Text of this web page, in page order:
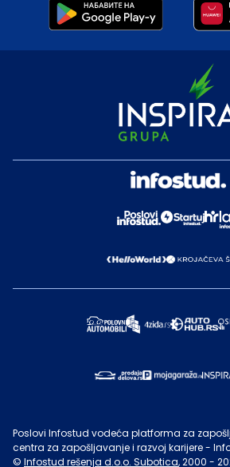
Poslovi Infostud vodeća platforma za
centra za zapošljavanje i razvoj karijere -
© Infostud rešenja d.o.o. Subotica, 2000 -